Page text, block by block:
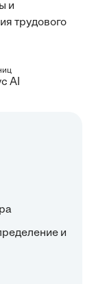
и
трудового
AI
и